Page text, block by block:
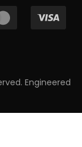
Engineered